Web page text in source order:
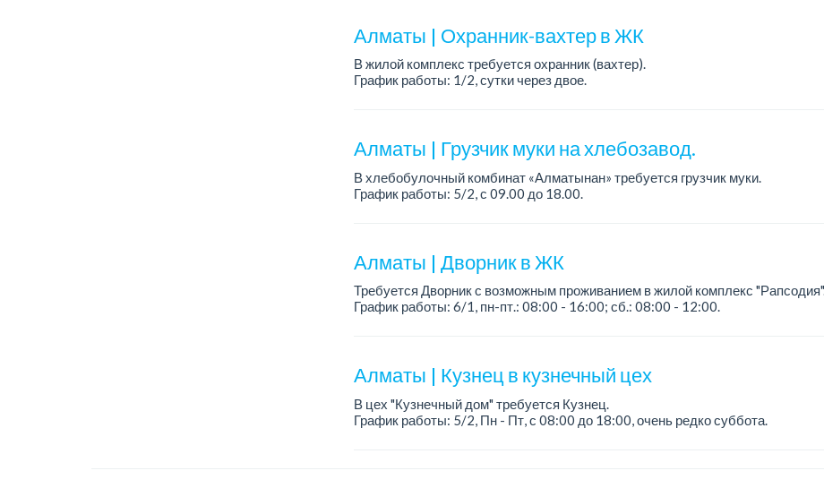
Алматы | Охранник-вахтер в ЖК
В жилой комплекс требуется охранник (вахтер).
График работы: 1/2, сутки через двое.
Алматы | Грузчик муки на хлебозавод.
В хлебобулочный комбинат «Алматынан» требуется грузчик муки.
График работы: 5/2, с 09.00 до 18.00.
Алматы | Дворник в ЖК
Требуется Дворник с возможным проживанием в жилой комплекс
График работы: 6/1, пн-пт.: 08:00 - 16:00; сб.: 08:00 - 12:00.
Алматы | Кузнец в кузнечный цех
В цех "Кузнечный дом" требуется Кузнец.
График работы: 5/2, Пн - Пт, с 08:00 до 18:00, очень редко суббота.